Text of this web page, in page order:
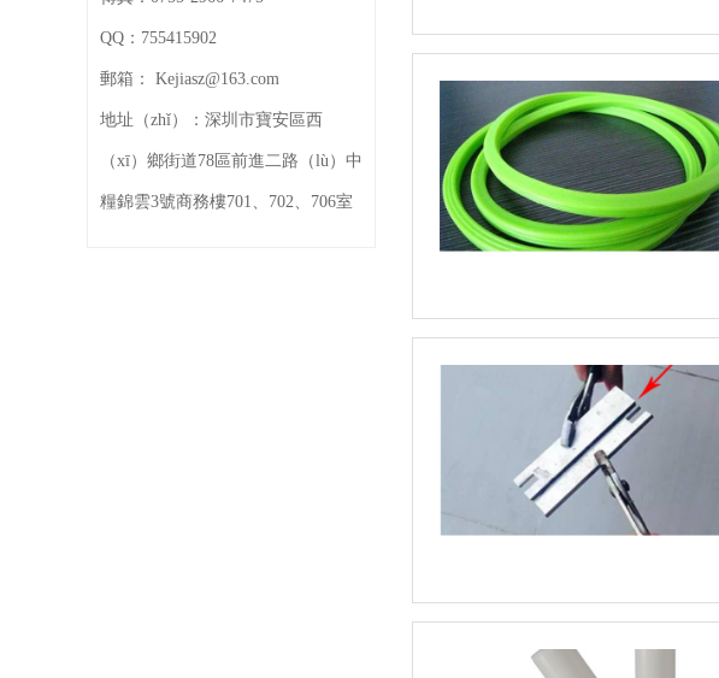
QQ： 755415902
郵箱： Kejiasz@163.com
地址（zhǐ）： 深圳市寶安區西
（xī）鄉街道78區前進二路（lù）中
糧錦雲3號商務樓701、702、706室